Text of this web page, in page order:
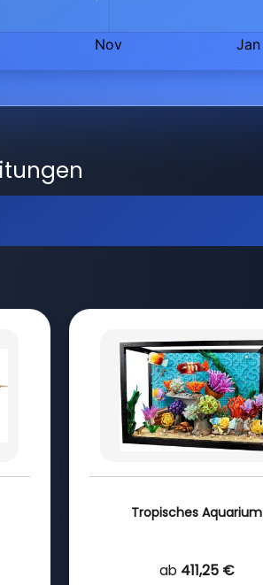
Tropisches Aquarium
ab 411,25 €